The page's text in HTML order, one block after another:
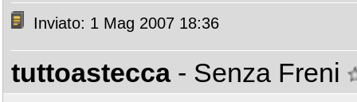
Inviato: 1 Mag 2007 18:36
tuttoastecca - Senza Freni